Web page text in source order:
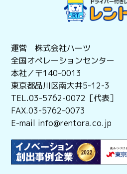
運営 株式会社ハーツ
全国オペレーションセンター
本社／〒140-0013
東京都品川区南大井5-12-3
TEL.03-5762-0072［代表］
FAX.03-5762-0073
E-mail info@rentora.co.jp